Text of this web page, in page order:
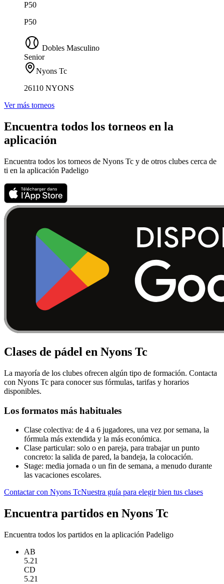
P50
P50
Dobles Masculino
Senior
Nyons Tc
26110 NYONS
Ver más torneos
Encuentra todos los torneos en la
aplicación
Encuentra todos los torneos de Nyons Tc y de otros clubes cerca de
ti en la aplicación Padeligo
Clases de pádel en Nyons Tc
La mayoría de los clubes ofrecen algún tipo de formación. Contacta
con Nyons Tc para conocer sus fórmulas, tarifas y horarios
disponibles.
Los formatos más habituales
Clase colectiva: de 4 a 6 jugadores, una vez por semana, la
fórmula más extendida y la más económica.
Clase particular: solo o en pareja, para trabajar un punto
concreto: la salida de pared, la bandeja, la colocación.
Stage: media jornada o un fin de semana, a menudo durante
las vacaciones escolares.
Contactar con Nyons TcNuestra guía para elegir bien tus clases
Encuentra partidos en Nyons Tc
Encuentra todos los partidos en la aplicación Padeligo
AB
5.21
CD
5.21